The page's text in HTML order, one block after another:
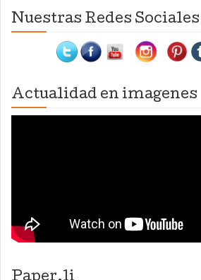
Nuestras Redes Sociales
Actualidad en imagenes